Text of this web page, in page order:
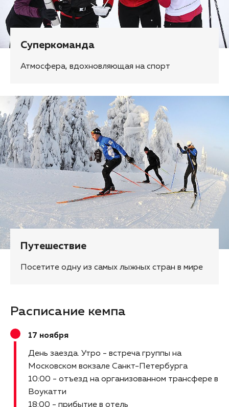
Суперкоманда
Атмосфера, вдохновляющая на спорт
Путешествие
Посетите одну из самых лыжных стран в мире
Расписание кемпа
17 ноября
День заезда Утро - встреча группы на
Московском вокзале Санкт-Петербурга
10:00 - отъезд на организованном трансфере в
Воукатти
18:00 - прибытие в отель